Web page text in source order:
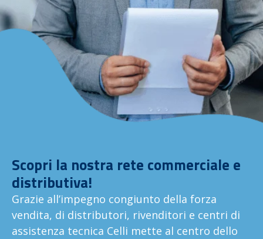
Scopri la nostra rete commerciale e
distributiva!
Grazie all’impegno congiunto della forza
vendita, di distributori, rivenditori e centri di
assistenza tecnica Celli mette al centro dello